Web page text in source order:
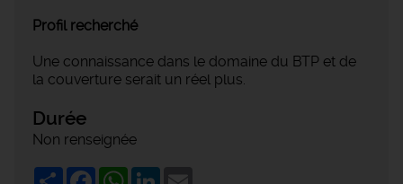
Profil recherché
Une connaissance dans le domaine du BTP et de
la couverture serait un réel plus.
Durée
Non renseignée
ShareFacebookWhatsApp
LinkedIn